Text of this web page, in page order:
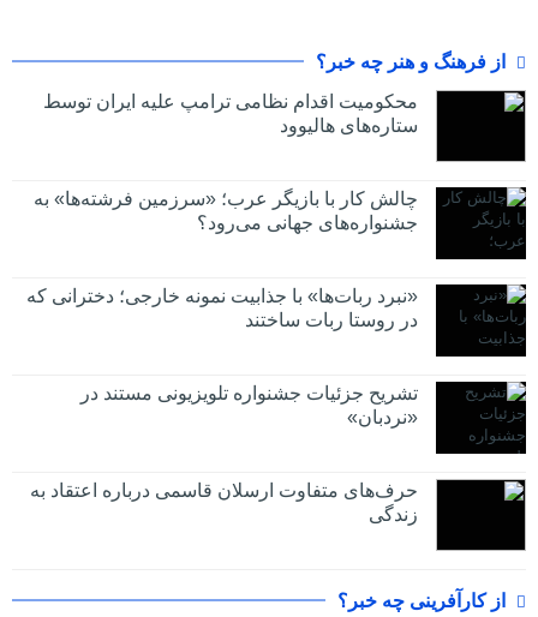
از فرهنگ و هنر چه خبر؟
محکومیت اقدام نظامی ترامپ علیه ایران توسط
ستاره‌های هالیوود
چالش کار با بازیگر عرب؛ «سرزمین فرشته‌ها» به
جشنواره‌های جهانی می‌رود؟
«نبرد ربات‌ها» با جذابیت نمونه خارجی؛ دخترانی که
در روستا ربات ساختند
تشریح جزئیات جشنواره‌ تلویزیونی مستند در
«نردبان»
حرف‌های متفاوت ارسلان قاسمی درباره اعتقاد به
زندگی
از کارآفرینی چه خبر؟